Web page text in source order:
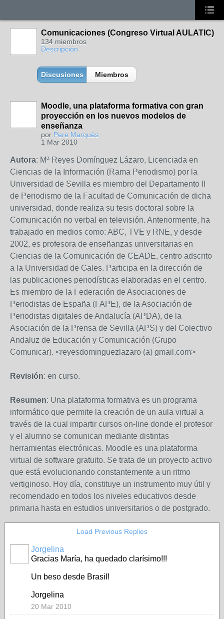
Comunicaciones (Congreso Virtual AULATIC)
134 miembros
Descripción
Discusiones Miembros
Moodle, una plataforma formativa con gran
proyección en los nuevos modelos de
enseñanza
por Pere Marquès
1 Mar 2010
Autora: Mª Reyes Domínguez Lázaro, Licenciada en
Ciencias de la Información (Rama Periodismo) por la
Universidad de Sevilla es miembro del Departamento II
de Periodismo de la Facultad de Comunicación de dicha
universidad, donde realiza su tesis doctoral sobre la
Comunicación no verbal en televisión. Anteriormente, ha
trabajado en medios como: ABC, TVE y RNE, y desde
2002, es profesora de enseñanzas universitarias en
Ciencias de la Comunicación de CEADE, centro adscrito
a la Universidad de Gales. Participa en la dirección de
las publicaciones periodísticas elaboradas en el centro.
Es miembro de la Federación de Asociaciones de
Periodistas de España (FAPE), de la Asociación de
Periodistas digitales de Andalucía (APDA), de la
Asociación de la Prensa de Sevilla (APS) y del Colectivo
Andaluz de Educación y Comunicación (Grupo
Comunicar). <reyesdominguezlazaro (a) gmail.com>
Revisión: en curso.
Resumen: Una plataforma formativa es un programa
informático que permite la creación de un aula virtual a
través de la cual impartir cursos on-line donde el profesor
y el alumno se comunican mediante distintas
herramientas electrónicas. Moodle es una plataforma
virtual de software gratuito. Se trata de un proyecto activo
que está evolucionando constantemente a un ritmo
vertiginoso. Hoy día, constituye un instrumento muy útil y
recomendado en todos los niveles educativos desde
primaria hasta en estudios universitarios o de postgrado.
Load Previous Replies
Jorgelina
Gracias María, ha quedado clarísimo!!!
Un beso desde Brasil!
Jorgelina
20 Mar 2010